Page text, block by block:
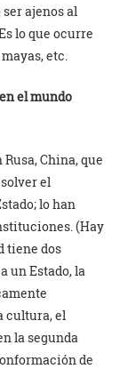
ajenos al
lo que ocurre
etc.
el mundo
China, que
el
lo han
(Hay
tiene dos
un Estado, la
cultura, el
la segunda
de